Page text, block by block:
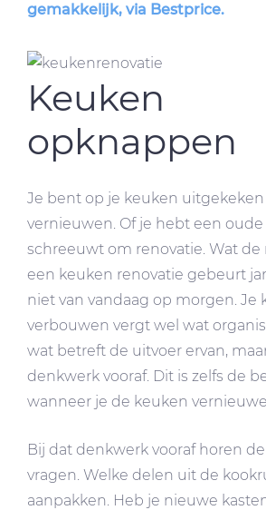
gemakkelijk, via Bestprice.
Keuken
opknappen
Je bent op je keuken
vernieuwen. Of je hebt een
schreeuwt om renovatie. Wat de
een keuken renovatie gebeurt
niet van vandaag op morgen. Je
verbouwen vergt wel wat
wat betreft de uitvoer ervan,
denkwerk vooraf. Dit is zelfs de
wanneer je de keuken
Bij dat denkwerk vooraf horen
vragen. Welke delen uit de
aanpakken. Heb je nieuwe